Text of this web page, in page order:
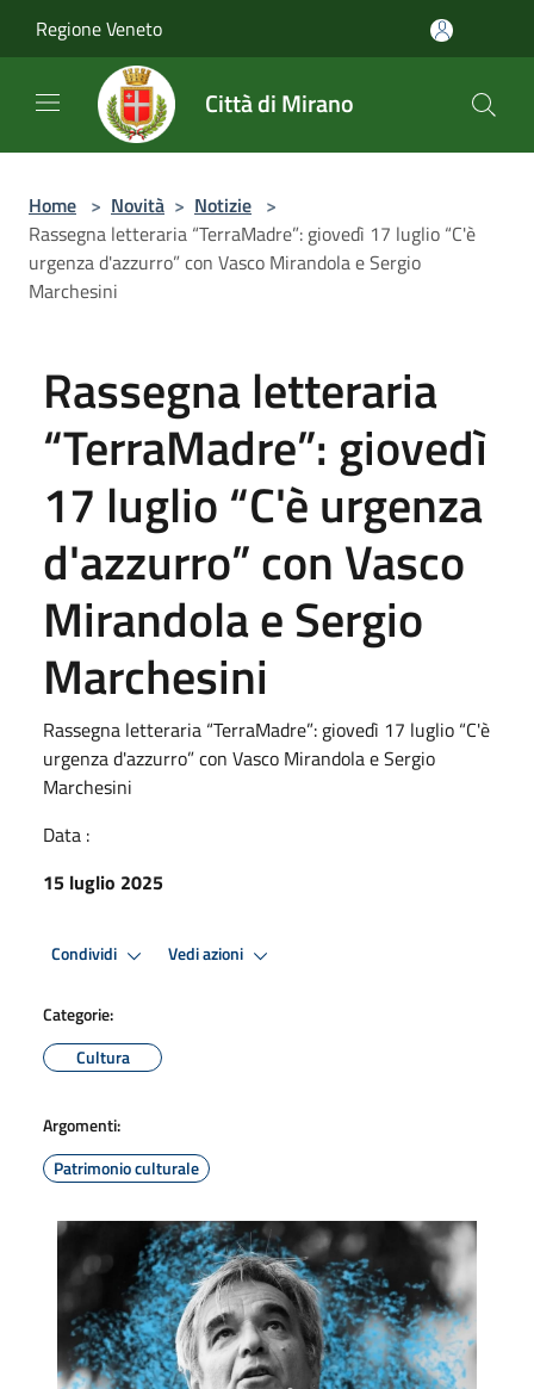
Regione Veneto
Città di Mirano
Home > Novità > Notizie >
Rassegna letteraria “TerraMadre”: giovedì 17 luglio “C'è
urgenza d'azzurro” con Vasco Mirandola e Sergio
Marchesini
Rassegna letteraria
“TerraMadre”: giovedì
17 luglio “C'è urgenza
d'azzurro” con Vasco
Mirandola e Sergio
Marchesini
Rassegna letteraria “TerraMadre”: giovedì 17 luglio “C'è
urgenza d'azzurro” con Vasco Mirandola e Sergio
Marchesini
Data :
15 luglio 2025
Condividi Vedi azioni
Categorie:
Cultura
Argomenti:
Patrimonio culturale